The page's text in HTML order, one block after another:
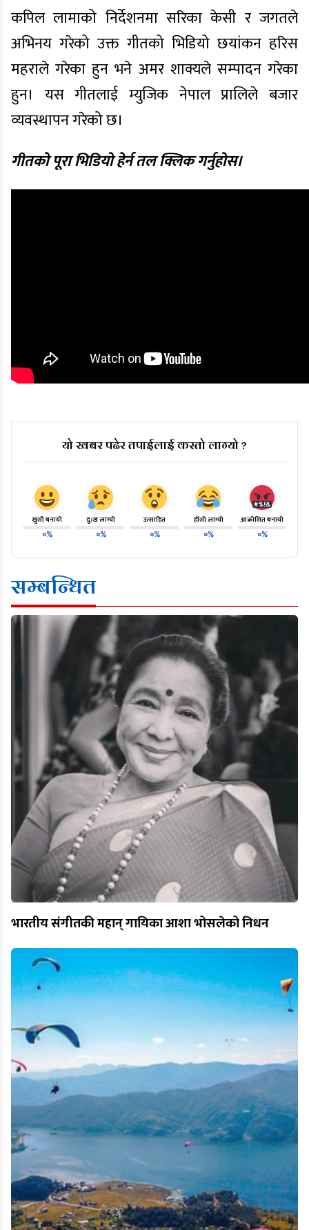
कपिल लामाको निर्देशनमा सरिका केसी र जगतले
अभिनय गरेको उक्त गीतको भिडियो छयांकन हरिस
महराले गरेका हुन भने अमर शाक्यले सम्पादन गरेका
हुन। यस गीतलाई म्युजिक नेपाल प्रालिले बजार
व्यवस्थापन गरेको छ।
गीतको पूरा भिडियो हेर्न तल क्लिक गर्नुहोस।
यो खबर पढेर तपाईलाई कस्तो लाग्यो ?
खुसी बनायो
०%
दु:ख लाग्यो
०%
उत्साहित
०%
हाँसो लाग्यो
०%
आक्रोशित बनायो
०%
सम्बन्धित
भारतीय संगीतकी महान् गायिका आशा भोसलेको निधन